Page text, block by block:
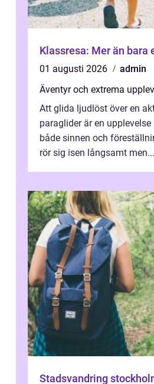
Klassresa: Mer än bara
01 augusti 2026
admin
Äventyr och extrema
Att glida ljudlöst över en
paraglider är en
både sinnen och
rör sig isen långsamt men...
Stadsvandring stockholm